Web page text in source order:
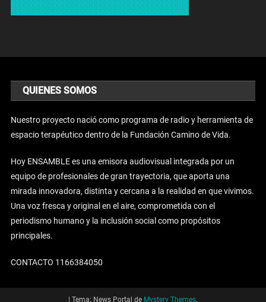
QUIENES SOMOS
Nuestro proyecto nació como programa de radio y herramienta de
espacio terapéutico dentro de la Fundación Camino de Vida.
Hoy ENSAMBLE es una emisora audiovisual integrada por un
equipo de profesionales de gran trayectoria, que aporta una
mirada innovadora, distinta y cercana a la realidad en que vivimos.
Una voz fresca y original en el aire, comprometida con el
periodismo humano y la inclusión social como propósitos
principales.
CONTACTO 1166384050
Tema: News Portal de Mystery Themes.